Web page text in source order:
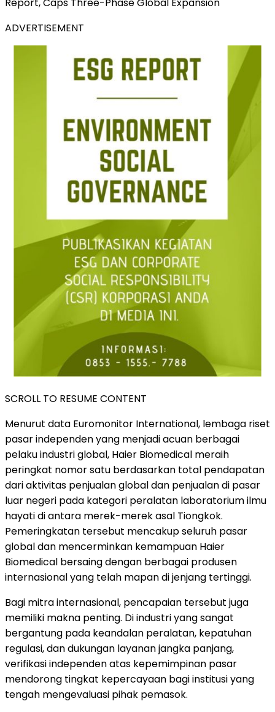
Report, Caps Three-Phase Global Expansion
ADVERTISEMENT
SCROLL TO RESUME CONTENT
Menurut data Euromonitor International, lembaga riset
pasar independen yang menjadi acuan berbagai
pelaku industri global, Haier Biomedical meraih
peringkat nomor satu berdasarkan total pendapatan
dari aktivitas penjualan global dan penjualan di pasar
luar negeri pada kategori peralatan laboratorium ilmu
hayati di antara merek-merek asal Tiongkok.
Pemeringkatan tersebut mencakup seluruh pasar
global dan mencerminkan kemampuan Haier
Biomedical bersaing dengan berbagai produsen
internasional yang telah mapan di jenjang tertinggi.
Bagi mitra internasional, pencapaian tersebut juga
memiliki makna penting. Di industri yang sangat
bergantung pada keandalan peralatan, kepatuhan
regulasi, dan dukungan layanan jangka panjang,
verifikasi independen atas kepemimpinan pasar
mendorong tingkat kepercayaan bagi institusi yang
tengah mengevaluasi pihak pemasok.